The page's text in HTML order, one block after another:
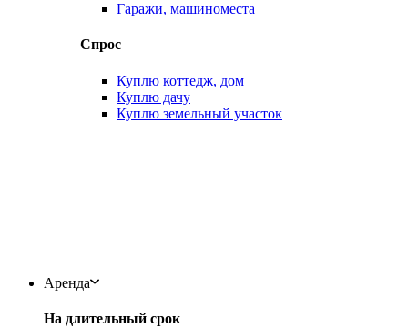
Гаражи, машиноместа
Спрос
Куплю коттедж, дом
Куплю дачу
Куплю земельный участок
Аренда
На длительный срок